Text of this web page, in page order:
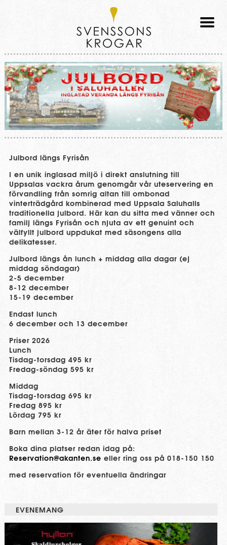
Julbord längs Fyrisån
I en unik inglasad miljö i direkt anslutning till
Uppsalas vackra årum genomgår vår uteservering en
förvandling från somrig altan till ombonad
vinterträdgård kombinerad med Uppsala Saluhalls
traditionella julbord. Här kan du sitta med vänner och
familj längs Fyrisån och njuta av ett genuint och
välfyllt julbord uppdukat med säsongens alla
delikatesser.
Julbord längs ån lunch + middag alla dagar (ej
middag söndagar)
2-5 december
8-12 december
15-19 december
Endast lunch
6 december och 13 december
Priser 2026
Lunch
Tisdag-torsdag 495 kr
Fredag-söndag 595 kr
Middag
Tisdag-torsdag 695 kr
Fredag 895 kr
Lördag 795 kr
Barn mellan 3-12 år äter för halva priset
Boka dina platser redan idag på:
Reservation@akanten.se eller ring oss på 018-150 150
med reservation för eventuella ändringar
EVENEMANG